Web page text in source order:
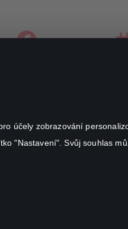
účely zobrazování
"Nastavení". Svůj souhlas
facebook
Luxembourg S. à r.l. se sídlem